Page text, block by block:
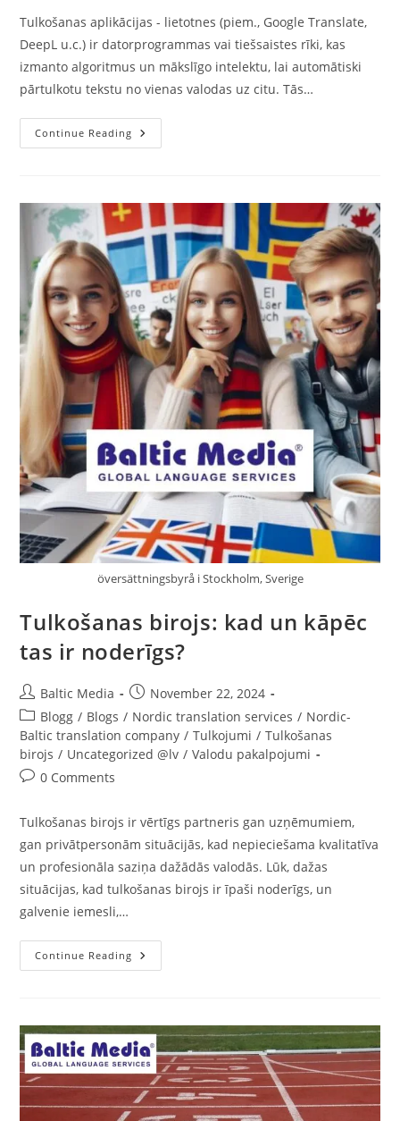
Tulkošanas aplikācijas - lietotnes (piem., Google Translate,
DeepL u.c.) ir datorprogrammas vai tiešsaistes rīki, kas
izmanto algoritmus un mākslīgo intelektu, lai automātiski
pārtulkotu tekstu no vienas valodas uz citu. Tās…
Continue Reading Kas
Ir
Uz
Tām
Var
Paļauties,
Kad
Vajag
Kvalitatīvus
Tulkojumus?
översättningsbyrå i Stockholm, Sverige
Tulkošanas birojs: kad un kāpēc
tas ir noderīgs?
Post
author:
Baltic Media
Post
published:
November 22, 2024
Post
category:
Blogg / Blogs / Nordic translation services / Nordic-
Baltic translation company / Tulkojumi / Tulkošanas
birojs / Uncategorized @lv / Valodu pakalpojumi
Post0 Comments
Tulkošanas birojs ir vērtīgs partneris gan uzņēmumiem,
gan privātpersonām situācijās, kad nepieciešama kvalitatīva
un profesionāla saziņa dažādās valodās. Lūk, dažas
situācijas, kad tulkošanas birojs ir īpaši noderīgs, un
galvenie iemesli,…
Continue Reading Tulkošanas
Birojs:
Ir
Noderīgs?